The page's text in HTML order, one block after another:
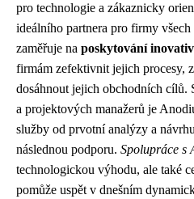
pro technologie a zákaznicky
ideálního partnera pro firmy
zaměřuje na poskytování
firmám zefektivnit jejich procesy,
dosáhnout jejich obchodních cílů.
a projektových manažerů je
služby od prvotní analýzy a
následnou podporu. Spolupráce s
technologickou výhodu, ale také
pomůže uspět v dnešním